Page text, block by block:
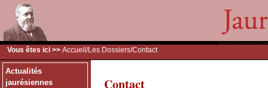
Vous êtes ici >> Accueil /Les Dossiers/Contact
Actualités
jaurésiennes
Contact